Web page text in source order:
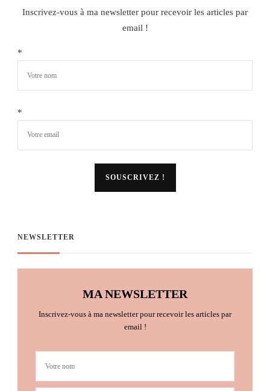
Inscrivez-vous à ma newsletter pour recevoir les articles par
email !
*
*
NEWSLETTER
MA NEWSLETTER
Inscrivez-vous à ma newsletter pour recevoir les articles par
email !